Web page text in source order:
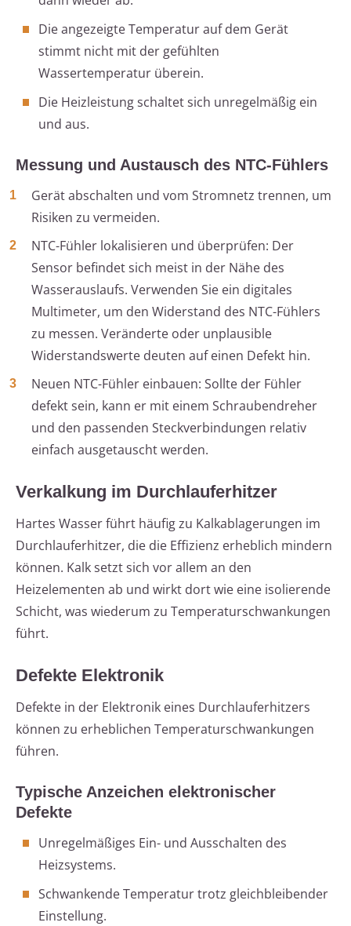
Die angezeigte Temperatur auf dem Gerät
stimmt nicht mit der gefühlten
Wassertemperatur überein.
Die Heizleistung schaltet sich unregelmäßig ein
und aus.
Messung und Austausch des NTC-Fühlers
Gerät abschalten und vom Stromnetz trennen, um
Risiken zu vermeiden.
NTC-Fühler lokalisieren und überprüfen: Der
Sensor befindet sich meist in der Nähe des
Wasserauslaufs. Verwenden Sie ein digitales
Multimeter, um den Widerstand des NTC-Fühlers
zu messen. Veränderte oder unplausible
Widerstandswerte deuten auf einen Defekt hin.
Neuen NTC-Fühler einbauen: Sollte der Fühler
defekt sein, kann er mit einem Schraubendreher
und den passenden Steckverbindungen relativ
einfach ausgetauscht werden.
Verkalkung im Durchlauferhitzer
Hartes Wasser führt häufig zu Kalkablagerungen im
Durchlauferhitzer, die die Effizienz erheblich mindern
können. Kalk setzt sich vor allem an den
Heizelementen ab und wirkt dort wie eine isolierende
Schicht, was wiederum zu Temperaturschwankungen
führt.
Defekte Elektronik
Defekte in der Elektronik eines Durchlauferhitzers
können zu erheblichen Temperaturschwankungen
führen.
Typische Anzeichen elektronischer
Defekte
Unregelmäßiges Ein- und Ausschalten des
Heizsystems.
Schwankende Temperatur trotz gleichbleibender
Einstellung.